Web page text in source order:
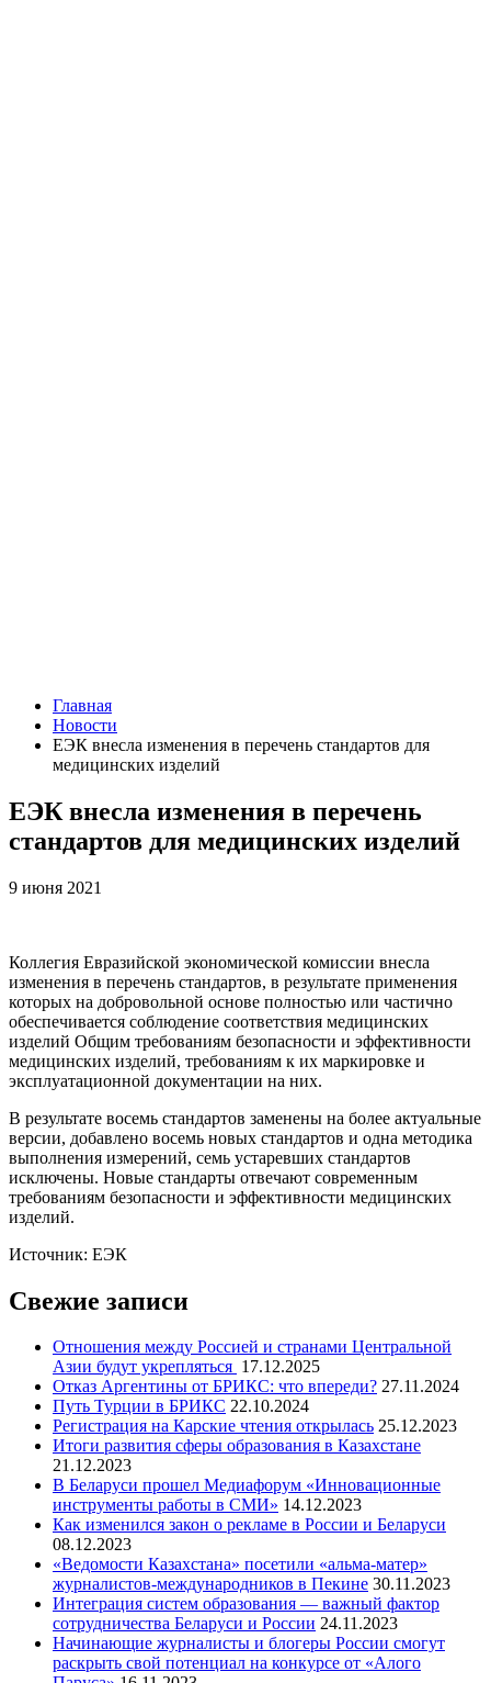
Главная
Новости
ЕЭК внесла изменения в перечень стандартов для
медицинских изделий
ЕЭК внесла изменения в перечень
стандартов для медицинских изделий
9 июня 2021
Коллегия Евразийской экономической комиссии внесла
изменения в перечень стандартов, в результате применения
которых на добровольной основе полностью или частично
обеспечивается соблюдение соответствия медицинских
изделий Общим требованиям безопасности и эффективности
медицинских изделий, требованиям к их маркировке и
эксплуатационной документации на них.
В результате восемь стандартов заменены на более актуальные
версии, добавлено восемь новых стандартов и одна методика
выполнения измерений, семь устаревших стандартов
исключены. Новые стандарты отвечают современным
требованиям безопасности и эффективности медицинских
изделий.
Источник: ЕЭК
Свежие записи
Отношения между Россией и странами Центральной
Азии будут укрепляться 17.12.2025
Отказ Аргентины от БРИКС: что впереди? 27.11.2024
Путь Турции в БРИКС 22.10.2024
Регистрация на Карские чтения открылась 25.12.2023
Итоги развития сферы образования в Казахстане
21.12.2023
В Беларуси прошел Медиафорум «Инновационные
инструменты работы в СМИ» 14.12.2023
Как изменился закон о рекламе в России и Беларуси
08.12.2023
«Ведомости Казахстана» посетили «альма-матер»
журналистов-международников в Пекине 30.11.2023
Интеграция систем образования — важный фактор
сотрудничества Беларуси и России 24.11.2023
Начинающие журналисты и блогеры России смогут
раскрыть свой потенциал на конкурсе от «Алого